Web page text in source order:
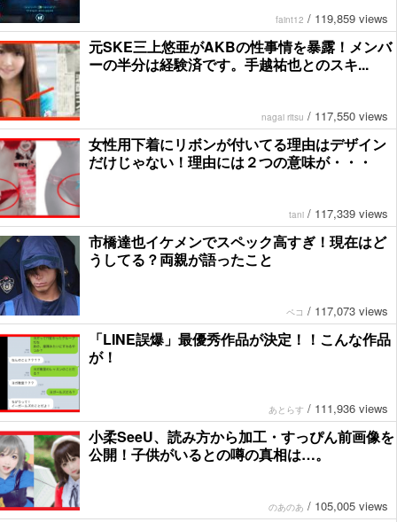
faint12 / 119,859 views
元SKE三上悠亜がAKBの性事情を暴露！メンバ
ーの半分は経験済です。手越祐也とのスキ...
nagai ritsu / 117,550 views
女性用下着にリボンが付いてる理由はデザイン
だけじゃない！理由には２つの意味が・・・
tani / 117,339 views
市橋達也イケメンでスペック高すぎ！現在はど
うしてる？両親が語ったこと
ペコ / 117,073 views
「LINE誤爆」最優秀作品が決定！！こんな作品
が！
あとらす / 111,936 views
小柔SeeU、読み方から加工・すっぴん前画像を
公開！子供がいるとの噂の真相は…。
のあのあ / 105,005 views